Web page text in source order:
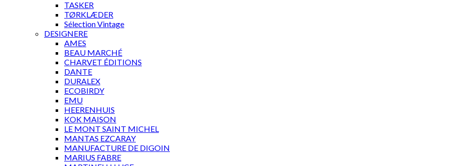
TASKER
TØRKLÆDER
Sélection Vintage
DESIGNERE
AMES
BEAU MARCHÉ
CHARVET ÉDITIONS
DANTE
DURALEX
ECOBIRDY
EMU
HEERENHUIS
KOK MAISON
LE MONT SAINT MICHEL
MANTAS EZCARAY
MANUFACTURE DE DIGOIN
MARIUS FABRE